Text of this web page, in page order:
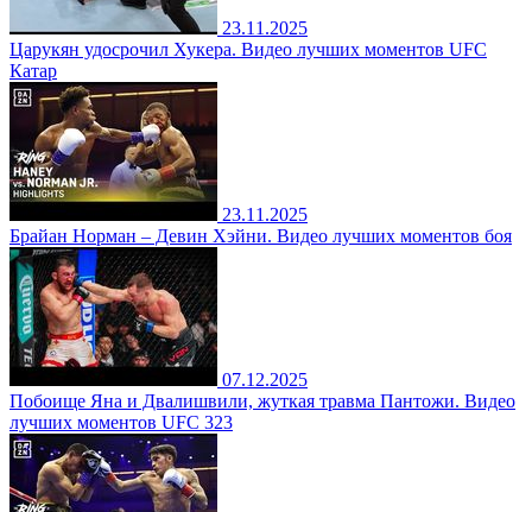
23.11.2025
Царукян удосрочил Хукера. Видео лучших моментов UFC
Катар
23.11.2025
Брайан Норман – Девин Хэйни. Видео лучших моментов боя
07.12.2025
Побоище Яна и Двалишвили, жуткая травма Пантожи. Видео
лучших моментов UFC 323